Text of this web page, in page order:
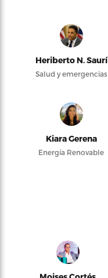
Heriberto N. Saurí
Salud y emergencias
Kiara Gerena
Energía Renovable